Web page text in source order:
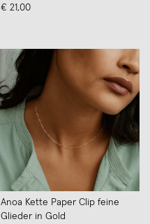
€ 21,00
Anoa Kette Paper Clip feine
Glieder in Gold